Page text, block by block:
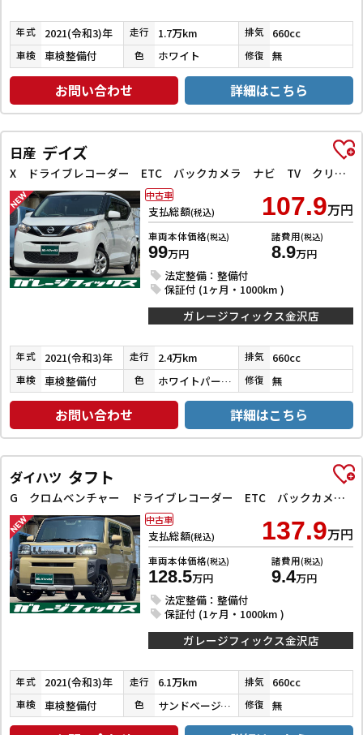
年式 2021(令和3)年 走行 1.7万km 排気 660cc
車検 車検整備付 色 ホワイト 修復 無
お問い合わせ 詳細はこちら
日産 デイズ
X ドライブレコーダー ETC バックカメラ ナビ TV クリアランスソナー 衝突被害軽減システム オートライト スマートキー アイドリングストップ 電動格納ミラー ベンチシート CVT 盗難防止システム
支払総額(税込) 107.9万円
車両本体価格(税込)
99万円
諸費用(税込)
8.9万円
法定整備：整備付
保証付 (1ヶ月・1000km )
中古車
ガレージフィックス金沢店
年式 2021(令和3)年 走行 2.4万km 排気 660cc
車検 車検整備付 色 ホワイトパール３コートパール 修復 無
お問い合わせ 詳細はこちら
ダイハツ タフト
G クロムベンチャー ドライブレコーダー ETC バックカメラ ナビ TV クリアランスソナー 衝突被害軽減システム オートライト LEDヘッドランプ スマートキー アイドリングストップ 電動格納ミラー シートヒーター
支払総額(税込) 137.9万円
車両本体価格(税込)
128.5万円
諸費用(税込)
9.4万円
法定整備：整備付
保証付 (1ヶ月・1000km )
中古車
ガレージフィックス金沢店
年式 2021(令和3)年 走行 6.1万km 排気 660cc
車検 車検整備付 色 サンドベージュメタリック 修復 無